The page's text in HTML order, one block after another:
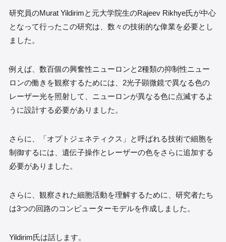
研究員のMurat Yildirimと元大学院生のRajeev Rikhye氏が中心
となって行ったこの研究は、数々の技術的な偉業を必要とし
ました。
例えば、数百個の興奮性ニューロンと2種類の抑制性ニュー
ロンの働きを観察するためには、2光子顕微鏡で異なる色の
レーザー光を照射して、ニューロンが異なる色に点滅するよ
うに設計する必要がありました。
さらに、「オプトジェネティクス」と呼ばれる技術で細胞を
制御するには、遺伝子操作とレーザーの色をさらに追加する
必要がありました。
さらに、観察された細胞活動を理解するために、研究者たち
は3つの回路のコンピューターモデルを作成しました。
Yildirim氏は話します。